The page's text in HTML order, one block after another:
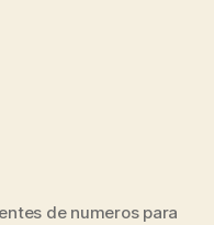
de numeros para